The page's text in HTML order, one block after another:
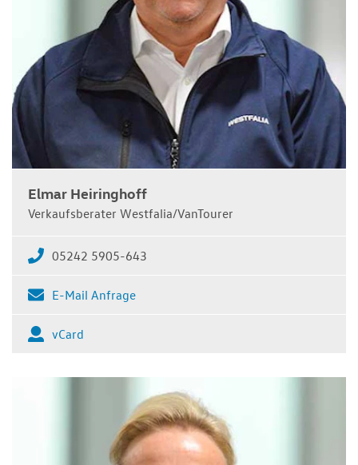
Elmar Heiringhoff
Verkaufsberater Westfalia/VanTourer
05242 5905-643
E-Mail Anfrage
vCard